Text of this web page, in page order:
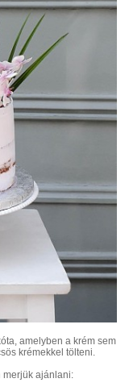
amelyben a krém sem
krémekkel tölteni.
merjük ajánlani: